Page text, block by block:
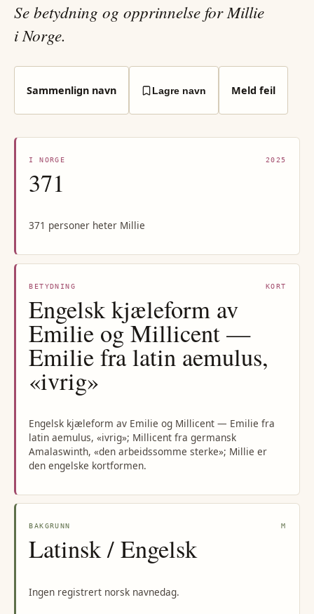
Se betydning og opprinnelse for Millie
i Norge.
Sammenlign navn Lagre navn Meld feil
I NORGE 2025
371
371 personer heter Millie
BETYDNING KORT
Engelsk kjæleform av
Emilie og Millicent —
Emilie fra latin aemulus,
«ivrig»
Engelsk kjæleform av Emilie og Millicent — Emilie fra
latin aemulus, «ivrig»; Millicent fra germansk
Amalaswinth, «den arbeidssomme sterke»; Millie er
den engelske kortformen.
BAKGRUNN M
Latinsk / Engelsk
Ingen registrert norsk navnedag.